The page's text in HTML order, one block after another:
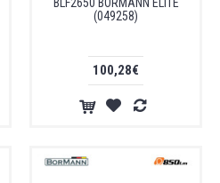
(049258)
100,28€